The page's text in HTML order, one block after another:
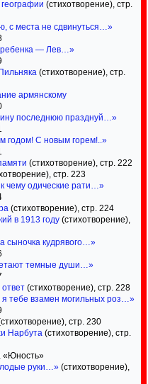
(стихотворение), стр.
с места не сдвинуться…»
— Лев…»
(стихотворение), стр.
армянскому
последнюю празднуй…»
годом! С новым горем!..»
(стихотворение), стр. 222
стр. 223
чему одические рати…»
(стихотворение), стр. 224
в 1913 году (стихотворение),
сыночка кудрявого…»
темные души…»
(стихотворение), стр. 228
я тебе взамен могильных роз…»
стр. 230
Нарбута (стихотворение), стр.
«Юность»
руки…» (стихотворение),